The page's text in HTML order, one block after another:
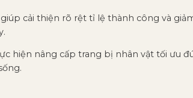
cải thiện rõ rệt tỉ lệ thành công và
hiện nâng cấp trang bị nhân vật tối ưu